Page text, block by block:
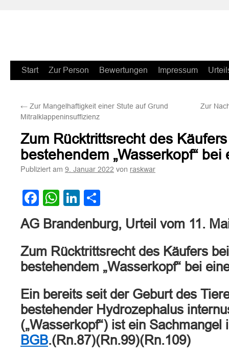
Zum
springen
Start Zur Person Bewertungen Impressum
← Zur Mangelhaftigkeit einer Stute auf Grund
Mitralklappeninsuffizienz
Zur
Zum Rücktrittsrecht des
bestehendem „Wasserkopf“ bei
Publiziert am 9. Januar 2022 von raskwar
Facebook
WhatsApp
LinkedIn
AG Brandenburg, Urteil vom 11.
Zum Rücktrittsrecht des Käufers
bestehendem „Wasserkopf“ bei
Ein bereits seit der Geburt des
bestehender Hydrozephalus
(„Wasserkopf“) ist ein
BGB.(Rn.87)(Rn.99)(Rn.109)